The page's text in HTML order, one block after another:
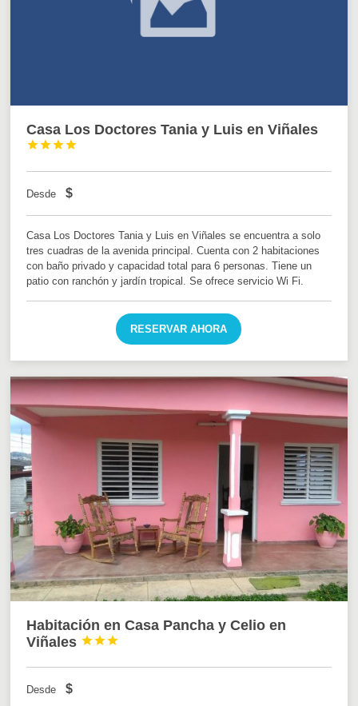
Casa Los Doctores Tania y Luis en Viñales




Desde $
Casa Los Doctores Tania y Luis en Viñales se encuentra a solo
tres cuadras de la avenida principal. Cuenta con 2 habitaciones
con baño privado y capacidad total para 6 personas. Tiene un
patio con ranchón y jardín tropical. Se ofrece servicio Wi Fi.
RESERVAR AHORA
Habitación en Casa Pancha y Celio en
Viñales



Desde $